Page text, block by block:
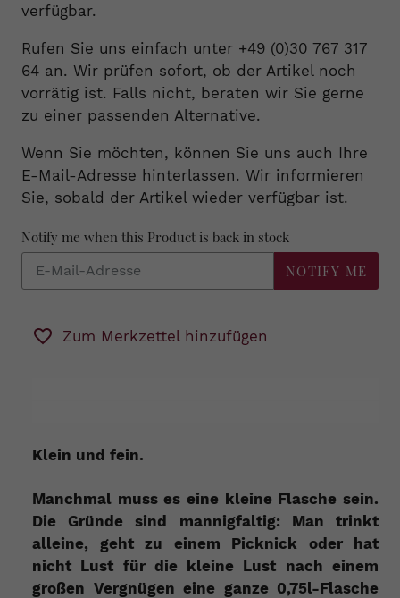
verfügbar.
Rufen Sie uns einfach unter +49 (0)30 767 317
64 an. Wir prüfen sofort, ob der Artikel noch
vorrätig ist. Falls nicht, beraten wir Sie gerne
zu einer passenden Alternative.
Wenn Sie möchten, können Sie uns auch Ihre
E-Mail-Adresse hinterlassen. Wir informieren
Sie, sobald der Artikel wieder verfügbar ist.
Notify me when this Product is back in stock
NOTIFY ME
Zum Merkzettel hinzufügen
Klein und fein.
Manchmal muss es eine kleine Flasche sein.
Die Gründe sind mannigfaltig: Man trinkt
alleine, geht zu einem Picknick oder hat
nicht Lust für die kleine Lust nach einem
großen Vergnügen eine ganze 0,75l-Flasche